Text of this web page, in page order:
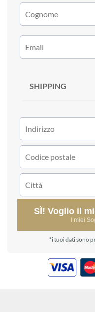
SHIPPING
SÌ! Voglio il
I miei
*i tuoi dati sono